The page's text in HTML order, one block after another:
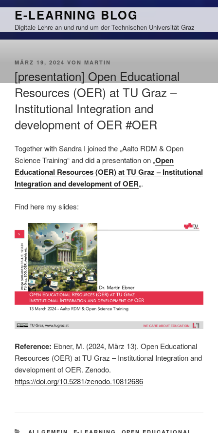
Zum
springen
E-LEARNING BLOG
Digitale Lehre an und rund um der Technischen Universität Graz
VERÖFFENTLICHT
MÄRZ 19, 2024 VON MARTIN
[presentation] Open Educational
Resources (OER) at TU Graz –
Institutional Integration and
development of OER #OER
Together with Sandra I joined the „Aalto RDM & Open
Science Training“ and did a presentation on „Open
Educational Resources (OER) at TU Graz – Institutional
Integration and development of OER„.
Find here my slides:
Reference: Ebner, M. (2024, März 13). Open Educational
Resources (OER) at TU Graz – Institutional Integration and
development of OER. Zenodo.
https://doi.org/10.5281/zenodo.10812686
KATEGORIEN